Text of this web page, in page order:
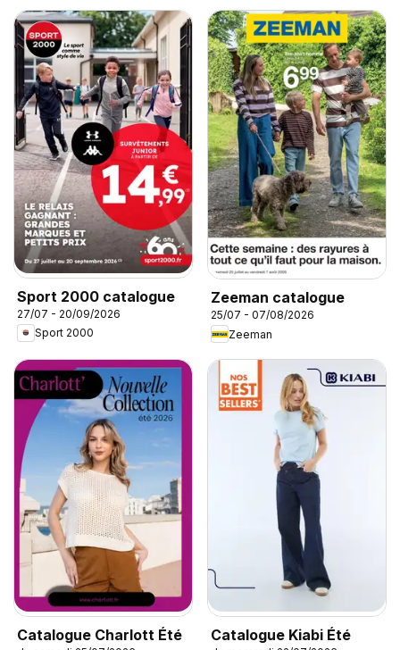
Sport 2000 catalogue
27/07 - 20/09/2026
Sport 2000
Zeeman catalogue
25/07 - 07/08/2026
Zeeman
Catalogue Charlott Été Catalogue Kiabi Été